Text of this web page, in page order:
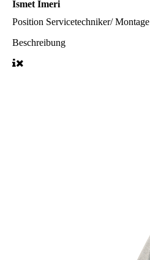
Ismet Imeri
Position Servicetechniker/ Montage
Beschreibung